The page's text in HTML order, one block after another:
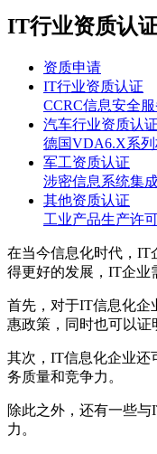
IT行业资质认
资质申请
IT行业资质认证
CCRC信息安全
汽车行业资质认证
德国VDA6.X系
军工资质认证
涉密信息系统集
其他资质认证
工业产品生产许
在当今信息化时代，IT
得更好的发展，IT企业
首先，对于IT信息化企
惠政策，同时也可以证
其次，IT信息化企业还
务质量和竞争力。
除此之外，还有一些
力。